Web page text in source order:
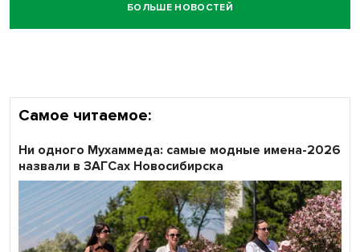
Кибертанки пошли в бой: «Ростелеком» объявляет
БОЛЬШЕ НОВОСТЕЙ
Самое читаемое:
Ни одного Мухаммеда: самые модные имена-2026
назвали в ЗАГСах Новосибирска